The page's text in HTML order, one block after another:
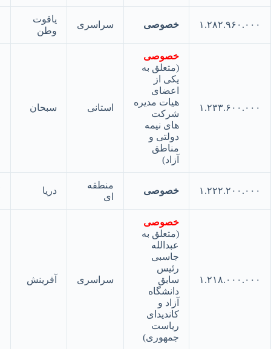
خصوصی سراسری
یاقوت
خصوصی
(متعلق به
یکی از
اعضای
هیات مدیره
شرکت
های نیمه
دولتی و
مناطق
استانی سبحان
خصوصی
منطقه
خصوصی
(متعلق به
عبدالله
جاسبی
رئیس
دانشگاه
کاندیدای
ریاست
جمهوری)
سراسری آفرینش